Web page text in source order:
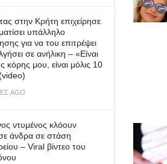
στην Κρήτη επιχείρησε
υπάλληλο
για να του επιτρέψει
σε ανήλικη – «Είναι
κόρης μου, είναι μόλις 10
AGO
ντυμένος κλόουν
άνδρα σε στάση
– Viral βίντεο του